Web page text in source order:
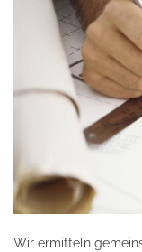
Wir ermitteln